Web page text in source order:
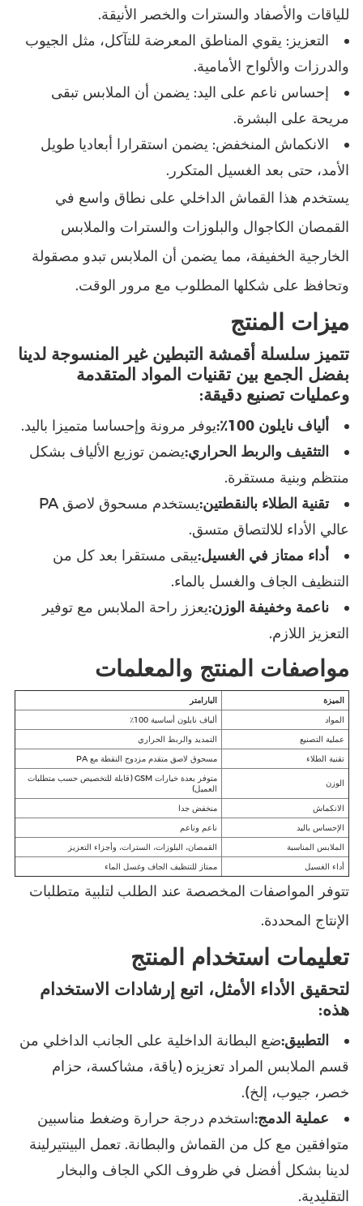
للياقات والأصفاد والسترات والخصر الأنيقة.
التعزيز: يقوي المناطق المعرضة للتآكل، مثل الجيوب
والدرزات والألواح الأمامية.
إحساس ناعم على اليد: يضمن أن الملابس تبقى
مريحة على البشرة.
الانكماش المنخفض: يضمن استقرارا أبعاديا طويل
الأمد، حتى بعد الغسيل المتكرر.
يستخدم هذا القماش الداخلي على نطاق واسع في
القمصان الكاجوال والبلوزات والسترات والملابس
الخارجية الخفيفة، مما يضمن أن الملابس تبدو مصقولة
وتحافظ على شكلها المطلوب مع مرور الوقت.
ميزات المنتج
تتميز سلسلة أقمشة التبطين غير المنسوجة لدينا
بفضل الجمع بين تقنيات المواد المتقدمة
وعمليات تصنيع دقيقة:
ألياف نايلون 100٪:
يوفر مرونة وإحساسا متميزا باليد.
التثقيف والربط الحراري:يضمن توزيع الألياف بشكل
منتظم وبنية مستقرة.
تقنية الطلاء بالنقطتين:
يستخدم مسحوق لاصق PA
عالي الأداء للالتصاق متسق.
أداء ممتاز في الغسيل:يبقى مستقرا بعد كل من
التنظيف الجاف والغسل بالماء.
ناعمة وخفيفة الوزن:يعزز راحة الملابس مع توفير
التعزيز اللازم.
مواصفات المنتج والمعلمات
الميزة
البارامتر
المواد
ألياف نايلون أساسية 100٪
عملية التصنيع
التمديد والربط الحراري
تقنية الطلاء
مسحوق لاصق متقدم مزدوج النقطة مع PA
الوزن
متوفر بعدة خيارات GSM (قابلة للتخصيص حسب متطلبات
العميل)
الانكماش
منخفض جدا
الإحساس باليد
ناعم وناعم
الملابس المناسبة
القمصان، البلوزات، السترات، وأجزاء التعزيز
أداء الغسيل
ممتاز للتنظيف الجاف وغسل الماء
تتوفر المواصفات المخصصة عند الطلب لتلبية متطلبات
الإنتاج المحددة.
تعليمات استخدام المنتج
لتحقيق الأداء الأمثل، اتبع إرشادات الاستخدام
هذه:
التطبيق:ضع البطانة الداخلية على الجانب الداخلي من
قسم الملابس المراد تعزيزه (ياقة، مشاكسة، حزام
خصر، جيوب، إلخ).
عملية الدمج:استخدم درجة حرارة وضغط مناسبين
متوافقين مع كل من القماش والبطانة. تعمل البينتيرلينة
لدينا بشكل أفضل في ظروف الكي الجاف والبخار
التقليدية.